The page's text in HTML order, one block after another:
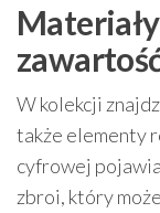
W kolekcji
także elementy
cyfrowej
zbroi, który